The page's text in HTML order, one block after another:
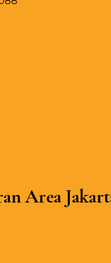
Area